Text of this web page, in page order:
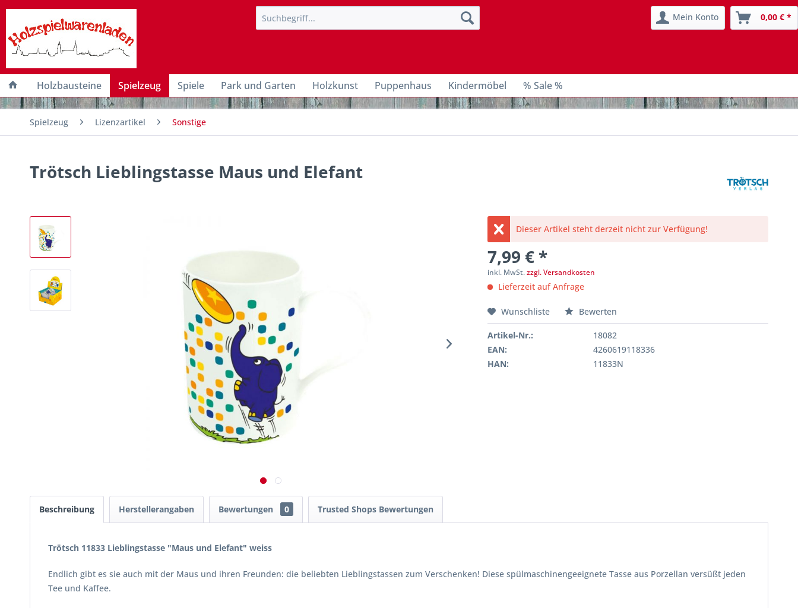
Mein Konto 0,00 € *
Holzbausteine Spielzeug Spiele Park und Garten Holzkunst Puppenhaus Kindermöbel % Sale %
Spielzeug Lizenzartikel Sonstige
Trötsch Lieblingstasse Maus und Elefant
Dieser Artikel steht derzeit nicht zur Verfügung!
7,99 € *
inkl. MwSt.zzgl. Versandkosten
Lieferzeit auf Anfrage
Wunschliste Bewerten
Artikel-Nr.:
18082
EAN:
4260619118336
HAN:
11833N
Beschreibung Herstellerangaben Bewertungen 0 Trusted Shops Bewertungen
Trötsch 11833 Lieblingstasse "Maus und Elefant" weiss
Endlich gibt es sie auch mit der Maus und ihren Freunden: die beliebten Lieblingstassen zum Verschenken! Diese spülmaschinengeeignete Tasse aus Porzellan versüßt jeden
Tee und Kaffee.